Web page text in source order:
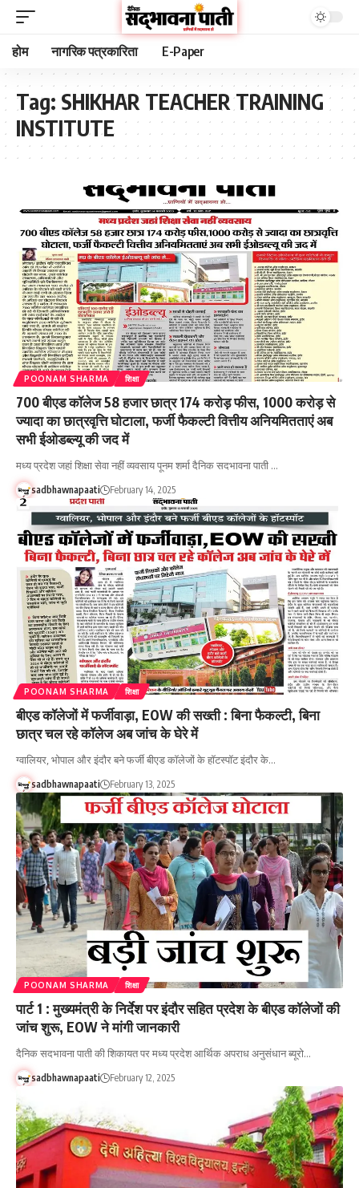
होम नागरिक पत्रकारिता E-Paper
Tag: SHIKHAR TEACHER TRAINING
INSTITUTE
POONAM SHARMA शिक्षा
700 बीएड कॉलेज 58 हजार छात्र 174 करोड़ फीस, 1000 करोड़ से
ज्यादा का छात्रवृत्ति घोटाला, फर्जी फैकल्टी वित्तीय अनियमितताएं अब
सभी ईओडब्ल्यू की जद में
मध्य प्रदेश जहां शिक्षा सेवा नहीं व्यवसाय पूनम शर्मा दैनिक सदभावना पाती …
sadbhawnapaati February 14, 2025
POONAM SHARMA शिक्षा
बीएड कॉलेजों में फर्जीवाड़ा, EOW की सख्ती : बिना फैकल्टी, बिना
छात्र चल रहे कॉलेज अब जांच के घेरे में
ग्वालियर, भोपाल और इंदौर बने फर्जी बीएड कॉलेजों के हॉटस्पॉट इंदौर के…
sadbhawnapaati February 13, 2025
POONAM SHARMA शिक्षा
पार्ट 1 : मुख्यमंत्री के निर्देश पर इंदौर सहित प्रदेश के बीएड कॉलेजों की
जांच शुरू, EOW ने मांगी जानकारी
दैनिक सदभावना पाती की शिकायत पर मध्य प्रदेश आर्थिक अपराध अनुसंधान ब्यूरो…
sadbhawnapaati February 12, 2025